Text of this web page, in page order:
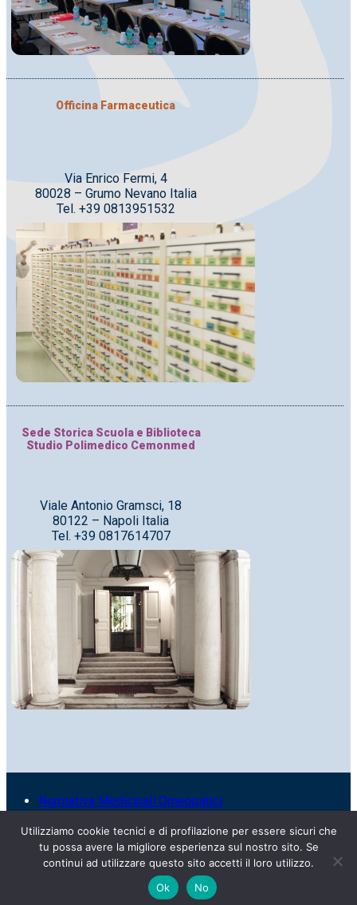
Officina Farmaceutica
Via Enrico Fermi, 4
80028 – Grumo Nevano Italia
Tel. +39 0813951532
Sede Storica Scuola e Biblioteca
Studio Polimedico Cemonmed
Viale Antonio Gramsci, 18
80122 – Napoli Italia
Tel. +39 0817614707
Normativa Medicinali Omeopatici
Privacy policy
Resi e Spedizioni
Termini e condizioni
Whistleblowing
Utilizziamo cookie tecnici e di profilazione per essere sicuri che
tu possa avere la migliore esperienza sul nostro sito. Se
continui ad utilizzare questo sito accetti il loro utilizzo.
Ok
No